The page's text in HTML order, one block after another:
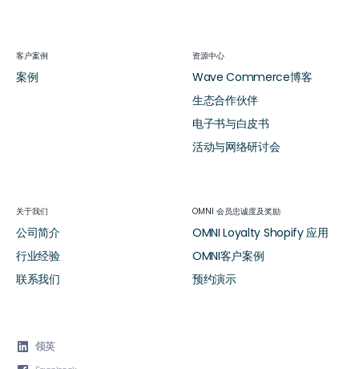
 领英
客户案例
案例
资源中心
Wave Commerce博客
生态合作伙伴
电子书与白皮书
活动与网络研讨会
关于我们
公司简介
行业经验
联系我们
OMNI 会员忠诚度及奖励
OMNI Loyalty Shopify 应用
OMNI客户案例
预约演示